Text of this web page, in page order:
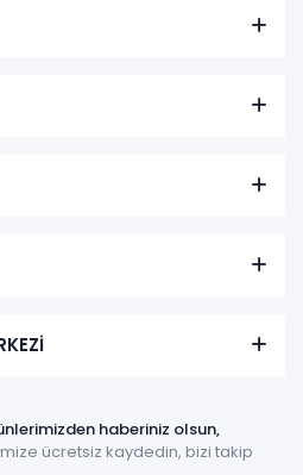
haberiniz olsun,
ücretsiz kaydedin, bizi takip